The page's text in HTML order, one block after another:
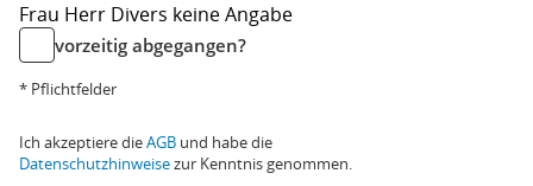
Frau Herr Divers keine Angabe
vorzeitig abgegangen?
* Pflichtfelder
Ich akzeptiere dieAGB und habe die
Datenschutzhinweisezur Kenntnis genommen.